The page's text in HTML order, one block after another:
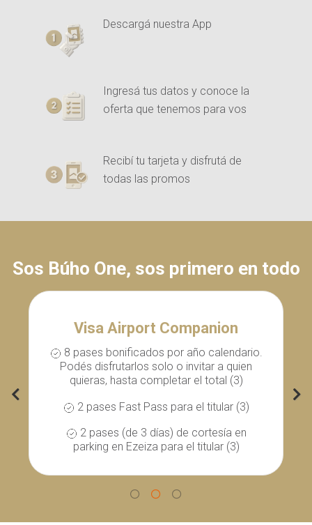
Descargá nuestra App
Ingresá tus datos y conoce la
oferta que tenemos para vos
Recibí tu tarjeta y disfrutá de
todas las promos
Sos Búho One, sos primero en todo
Visa Airport Companion
8 pases bonificados por año calendario.
Podés disfrutarlos solo o invitar a quien
quieras, hasta completar el total (3)
2 pases Fast Pass para el titular (3)
2 pases (de 3 días) de cortesía en
parking en Ezeiza para el titular (3)